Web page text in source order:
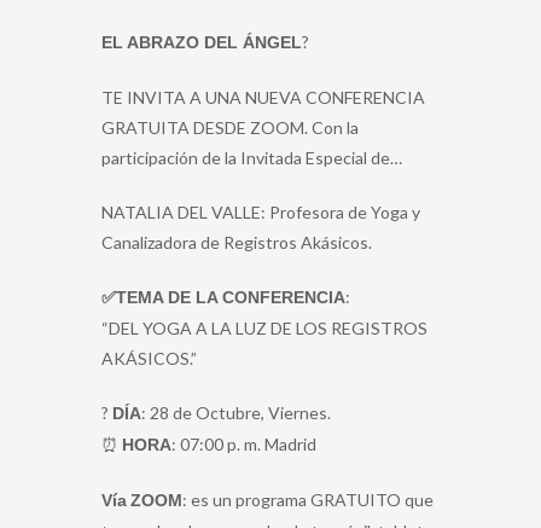
EL ABRAZO DEL ÁNGEL?
TE INVITA A UNA NUEVA CONFERENCIA
GRATUITA DESDE ZOOM. Con la
participación de la Invitada Especial de…
NATALIA DEL VALLE: Profesora de Yoga y
Canalizadora de Registros Akásicos.
✅TEMA DE LA CONFERENCIA:
“DEL YOGA A LA LUZ DE LOS REGISTROS
AKÁSICOS.”
?️ DÍA: 28 de Octubre, Viernes.
⏰ HORA: 07:00 p. m. Madrid
VíaZOOM: es un programa GRATUITO que